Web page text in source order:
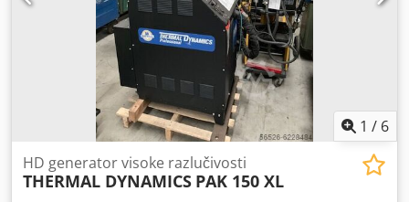
1 / 6
HD generator visoke razlučivosti
THERMAL DYNAMICS PAK 150 XL